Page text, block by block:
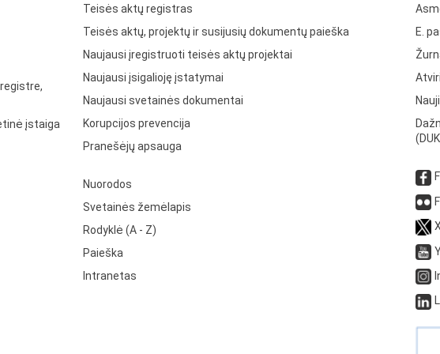
įstaiga
Teisės aktų registras
Teisės aktų, projektų ir susijusių dokumentų paieška
Naujausi įregistruoti teisės aktų projektai
Naujausi įsigalioję įstatymai
Naujausi svetainės dokumentai
Korupcijos prevencija
Pranešėjų apsauga
Nuorodos
Svetainės žemėlapis
Rodyklė (A - Z)
Paieška
Intranetas
E.